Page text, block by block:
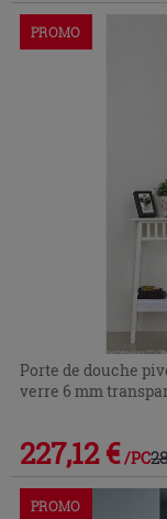
PROMO
Porte de douche
verre 6 mm
227,12 € /PC
PROMO